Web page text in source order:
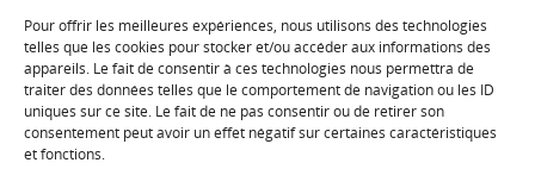
Pour offrir les meilleures expériences, nous utilisons des technologies
telles que les cookies pour stocker et/ou accéder aux informations des
appareils. Le fait de consentir à ces technologies nous permettra de
traiter des données telles que le comportement de navigation ou les ID
uniques sur ce site. Le fait de ne pas consentir ou de retirer son
consentement peut avoir un effet négatif sur certaines caractéristiques
et fonctions.
Informations diverses :
Plan de site